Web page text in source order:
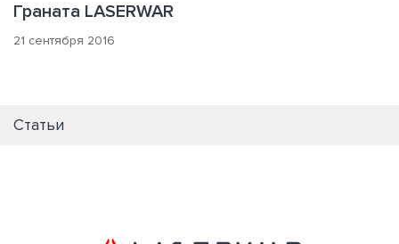
Граната LASERWAR
21 сентября 2016
Статьи